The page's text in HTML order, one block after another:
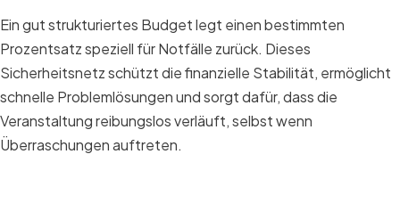
Ein gut strukturiertes Budget legt einen bestimmten
Prozentsatz speziell für Notfälle zurück. Dieses
Sicherheitsnetz schützt die finanzielle Stabilität, ermöglicht
schnelle Problemlösungen und sorgt dafür, dass die
Veranstaltung reibungslos verläuft, selbst wenn
Überraschungen auftreten.